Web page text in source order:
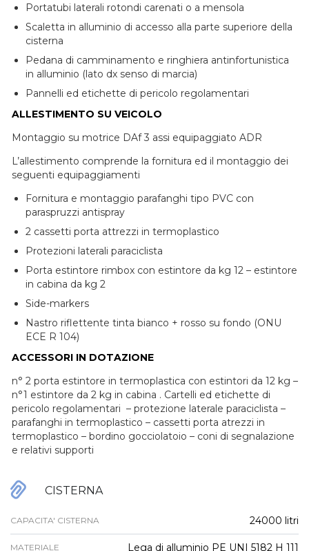
Portatubi laterali rotondi carenati o a mensola
Scaletta in alluminio di accesso alla parte superiore della
cisterna
Pedana di camminamento e ringhiera antinfortunistica
in alluminio (lato dx senso di marcia)
Pannelli ed etichette di pericolo regolamentari
ALLESTIMENTO SU VEICOLO
Montaggio su motrice DAf 3 assi equipaggiato ADR
L’allestimento comprende la fornitura ed il montaggio dei
seguenti equipaggiamenti
Fornitura e montaggio parafanghi tipo PVC con
paraspruzzi antispray
2 cassetti porta attrezzi in termoplastico
Protezioni laterali paraciclista
Porta estintore rimbox con estintore da kg 12 – estintore
in cabina da kg 2
Side-markers
Nastro riflettente tinta bianco + rosso su fondo (ONU
ECE R 104)
ACCESSORI IN DOTAZIONE
n° 2 porta estintore in termoplastica con estintori da 12 kg –
n°1 estintore da 2 kg in cabina . Cartelli ed etichette di
pericolo regolamentari – protezione laterale paraciclista –
parafanghi in termoplastico – cassetti porta atrezzi in
termoplastico – bordino gocciolatoio – coni di segnalazione
e relativi supporti
CISTERNA
CAPACITA' CISTERNA 24000 litri
MATERIALE Lega di alluminio PE UNI 5182 H 111